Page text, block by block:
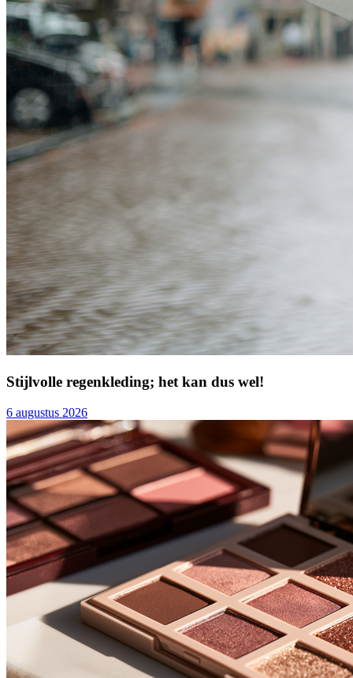
Stijlvolle regenkleding; het kan dus wel!
6 augustus 2026